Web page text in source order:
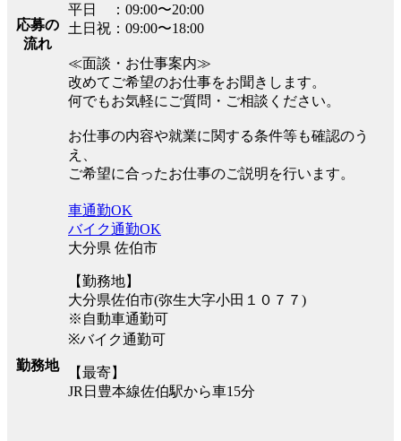
応募の
流れ
平日 ：09:00〜20:00
土日祝：09:00〜18:00
≪面談・お仕事案内≫
改めてご希望のお仕事をお聞きします。
何でもお気軽にご質問・ご相談ください。
お仕事の内容や就業に関する条件等も確認のう
え、
ご希望に合ったお仕事のご説明を行います。
勤務地
車通勤OK
バイク通勤OK
大分県 佐伯市
【勤務地】
大分県佐伯市(弥生大字小田１０７７)
※自動車通勤可
※バイク通勤可
【最寄】
JR日豊本線佐伯駅から車15分